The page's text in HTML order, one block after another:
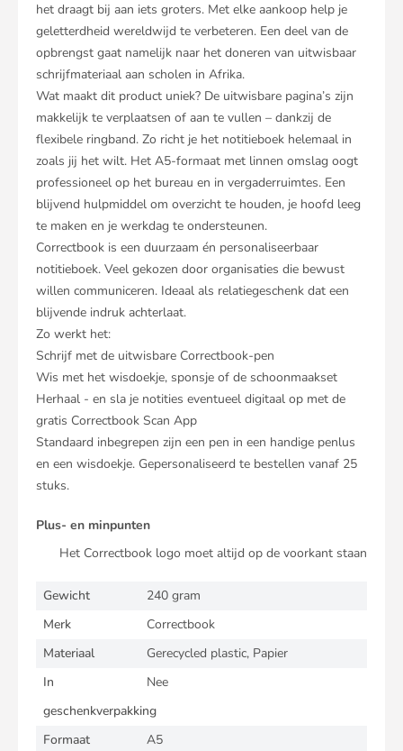
het draagt bij aan iets groters. Met elke aankoop help je
geletterdheid wereldwijd te verbeteren. Een deel van de
opbrengst gaat namelijk naar het doneren van uitwisbaar
schrijfmateriaal aan scholen in Afrika.
Wat maakt dit product uniek? De uitwisbare pagina’s zijn
makkelijk te verplaatsen of aan te vullen – dankzij de
flexibele ringband. Zo richt je het notitieboek helemaal in
zoals jij het wilt. Het A5-formaat met linnen omslag oogt
professioneel op het bureau en in vergaderruimtes. Een
blijvend hulpmiddel om overzicht te houden, je hoofd leeg
te maken en je werkdag te ondersteunen.
Correctbook is een duurzaam én personaliseerbaar
notitieboek. Veel gekozen door organisaties die bewust
willen communiceren. Ideaal als relatiegeschenk dat een
blijvende indruk achterlaat.
Zo werkt het:
Schrijf met de uitwisbare Correctbook-pen
Wis met het wisdoekje, sponsje of de schoonmaakset
Herhaal - en sla je notities eventueel digitaal op met de
gratis Correctbook Scan App
Standaard inbegrepen zijn een pen in een handige penlus
en een wisdoekje. Gepersonaliseerd te bestellen vanaf 25
stuks.
Plus- en minpunten
Het Correctbook logo moet altijd op de voorkant staan
Gewicht
240 gram
Merk
Correctbook
Materiaal
Gerecycled plastic, Papier
In
geschenkverpakking
Nee
Formaat A5